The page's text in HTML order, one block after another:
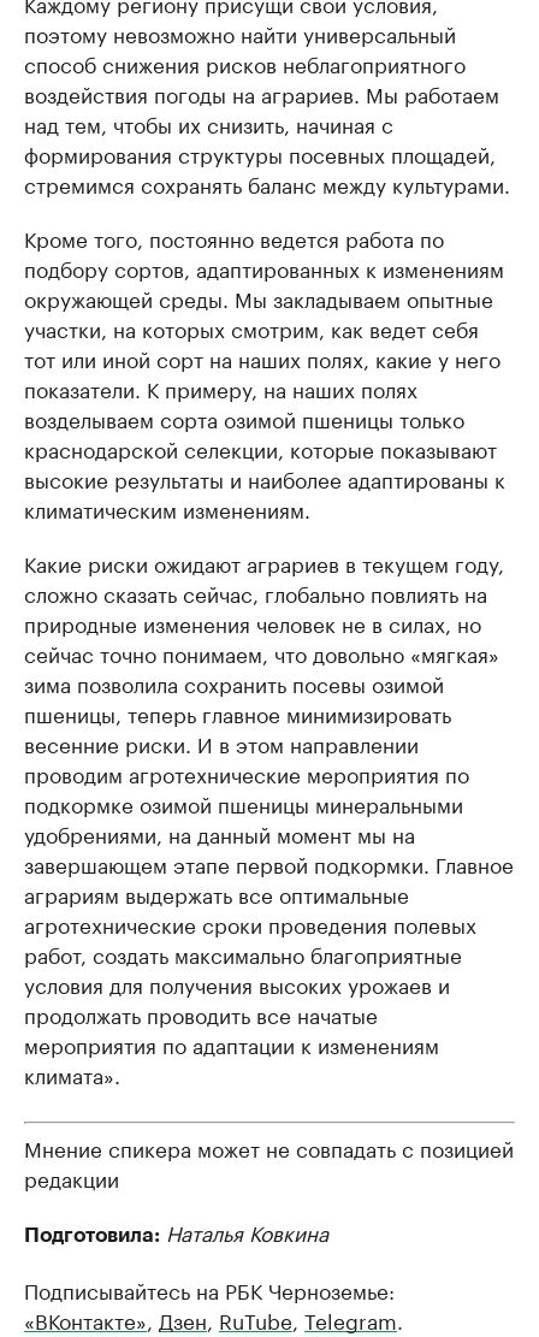
поэтому невозможно найти универсальный
способ снижения рисков неблагоприятного
воздействия погоды на аграриев. Мы работаем
над тем, чтобы их снизить, начиная с
формирования структуры посевных площадей,
стремимся сохранять баланс между культурами.
Кроме того, постоянно ведется работа по
подбору сортов, адаптированных к изменениям
окружающей среды. Мы закладываем опытные
участки, на которых смотрим, как ведет себя
тот или иной сорт на наших полях, какие у него
показатели. К примеру, на наших полях
возделываем сорта озимой пшеницы только
краснодарской селекции, которые показывают
высокие результаты и наиболее адаптированы к
климатическим изменениям.
Какие риски ожидают аграриев в текущем году,
сложно сказать сейчас, глобально повлиять на
природные изменения человек не в силах, но
сейчас точно понимаем, что довольно «мягкая»
зима позволила сохранить посевы озимой
пшеницы, теперь главное минимизировать
весенние риски. И в этом направлении
проводим агротехнические мероприятия по
подкормке озимой пшеницы минеральными
удобрениями, на данный момент мы на
завершающем этапе первой подкормки. Главное
аграриям выдержать все оптимальные
агротехнические сроки проведения полевых
работ, создать максимально благоприятные
условия для получения высоких урожаев и
продолжать проводить все начатые
мероприятия по адаптации к изменениям
климата».
Мнение спикера может не совпадать с позицией
редакции
Подготовила: Наталья Ковкина
Подписывайтесь на РБК Черноземье:
«ВКонтакте», Дзен, RuTube, Telegram.